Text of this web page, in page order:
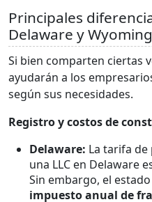
Principales
Delaware y Wyoming
Si bien comparten ciertas
ayudarán a los
según sus necesidades.
Registro y costos de
Delaware: La tarifa
una LLC en Delaware
Sin embargo, el
impuesto anual de